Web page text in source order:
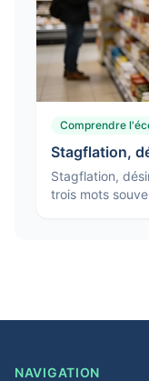
Comprendre
Stagflation,
Stagflation,
trois mots
NAVIGATION